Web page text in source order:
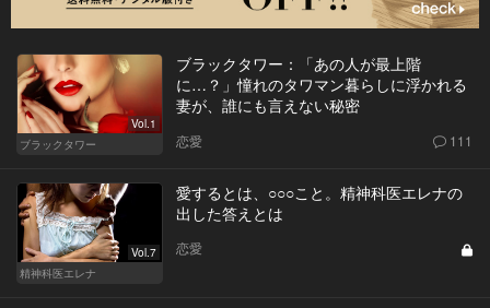
Vol.1
ブラックタワー
ブラックタワー：「あの人が最上階
に…？」憧れのタワマン暮らしに浮かれる
妻が、誰にも言えない秘密
恋愛 111
Vol.7
精神科医エレナ
愛するとは、○○○こと。精神科医エレナの
出した答えとは
恋愛